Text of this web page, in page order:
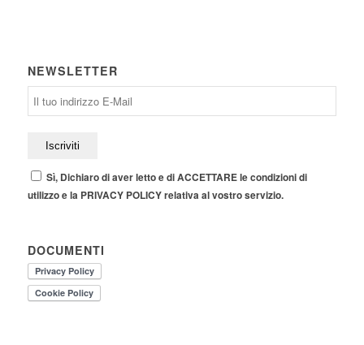
NEWSLETTER
Sì, Dichiaro di aver letto e di ACCETTARE le condizioni di
utilizzo e la PRIVACY POLICY relativa al vostro servizio.
DOCUMENTI